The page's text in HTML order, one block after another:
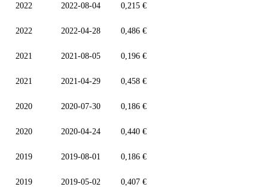
2022 2022-08-04 0,215 €
2022 2022-04-28 0,486 €
2021 2021-08-05 0,196 €
2021 2021-04-29 0,458 €
2020 2020-07-30 0,186 €
2020 2020-04-24 0,440 €
2019 2019-08-01 0,186 €
2019 2019-05-02 0,407 €